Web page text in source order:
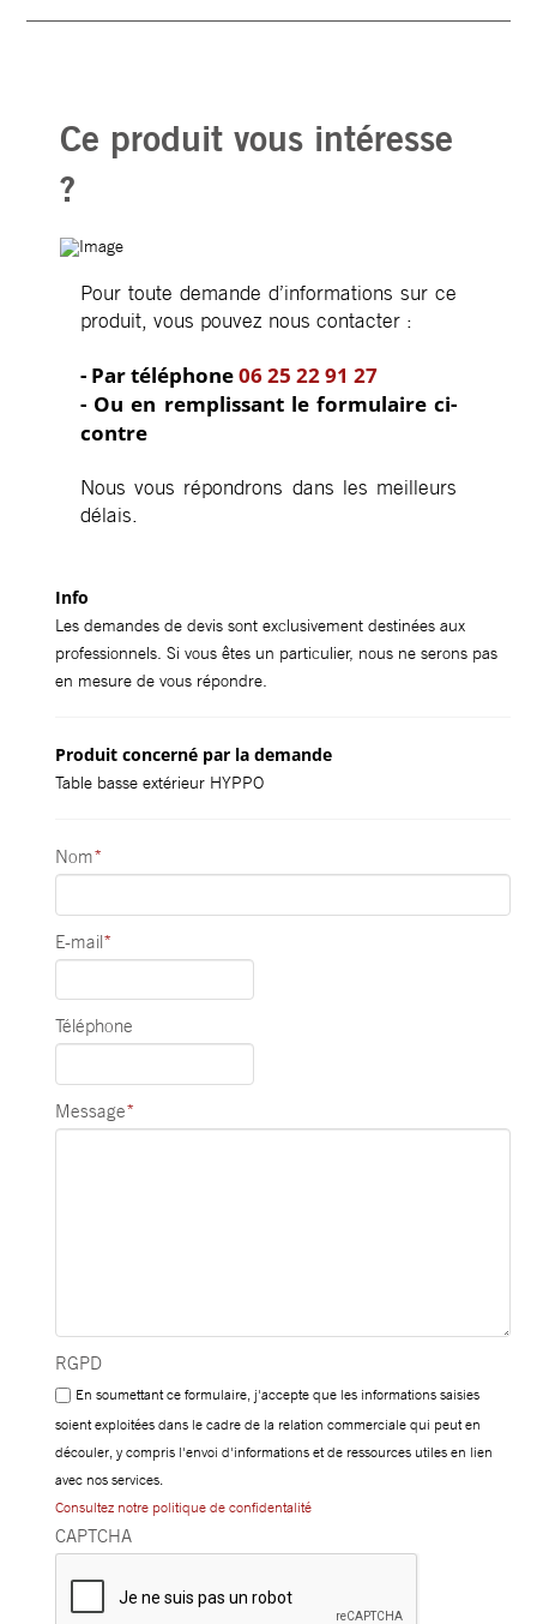
Ce produit vous intéresse
?
Pour toute demande d’informations sur ce
produit, vous pouvez nous contacter :
- Par téléphone06 25 22 91 27
- Ou en remplissant le formulaire ci-
contre
Nous vous répondrons dans les meilleurs
délais.
Info
Les demandes de devis sont exclusivement destinées aux
professionnels. Si vous êtes un particulier, nous ne serons pas
en mesure de vous répondre.
Produit concerné par la demande
Table basse extérieur HYPPO
Nom*
E-mail*
Téléphone
Message*
RGPD
En soumettant ce formulaire, j'accepte que les informations saisies
soient exploitées dans le cadre de la relation commerciale qui peut en
découler, y compris l'envoi d'informations et de ressources utiles en lien
avec nos services.
Consultez notre politique de confidentalité
CAPTCHA